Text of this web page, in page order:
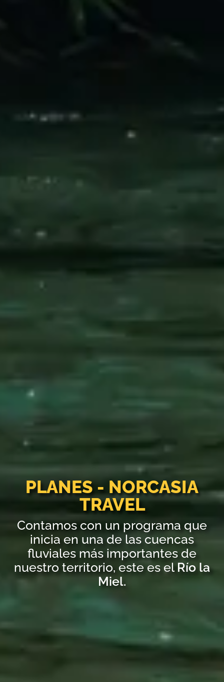
PLANES - NORCASIA
TRAVEL
Contamos con un programa que
inicia en una de las cuencas
fluviales más importantes de
nuestro territorio, este es elRío la
Miel.